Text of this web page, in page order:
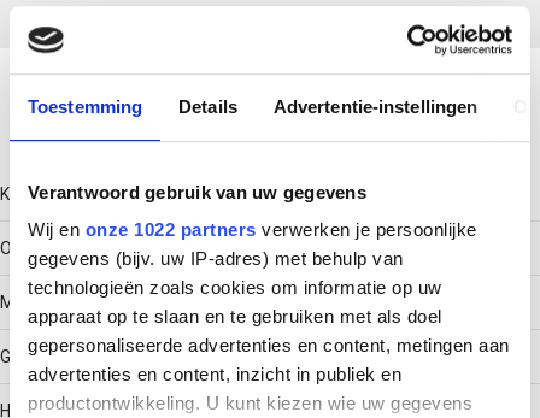
Toestemming Details Advertentie-instellingen
Verantwoord gebruik van uw gegevens
Wij en onze 1022 partners verwerken je persoonlijke
gegevens (bijv. uw IP-adres) met behulp van
technologieën zoals cookies om informatie op uw
apparaat op te slaan en te gebruiken met als doel
gepersonaliseerde advertenties en content, metingen aan
advertenties en content, inzicht in publiek en
productontwikkeling. U kunt kiezen wie uw gegevens
Download productsheet
Technische gegevens
Kleur
Overig
Model
Gesloten
Halogeenvrij